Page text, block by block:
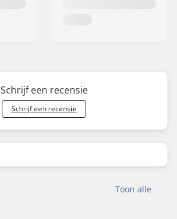
Schrijf een recensie
Schrijf een recensie
Toon alle